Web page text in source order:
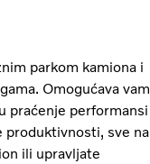
parkom kamiona i
Omogućava vam
praćenje performansi
produktivnosti, sve na
ili upravljate